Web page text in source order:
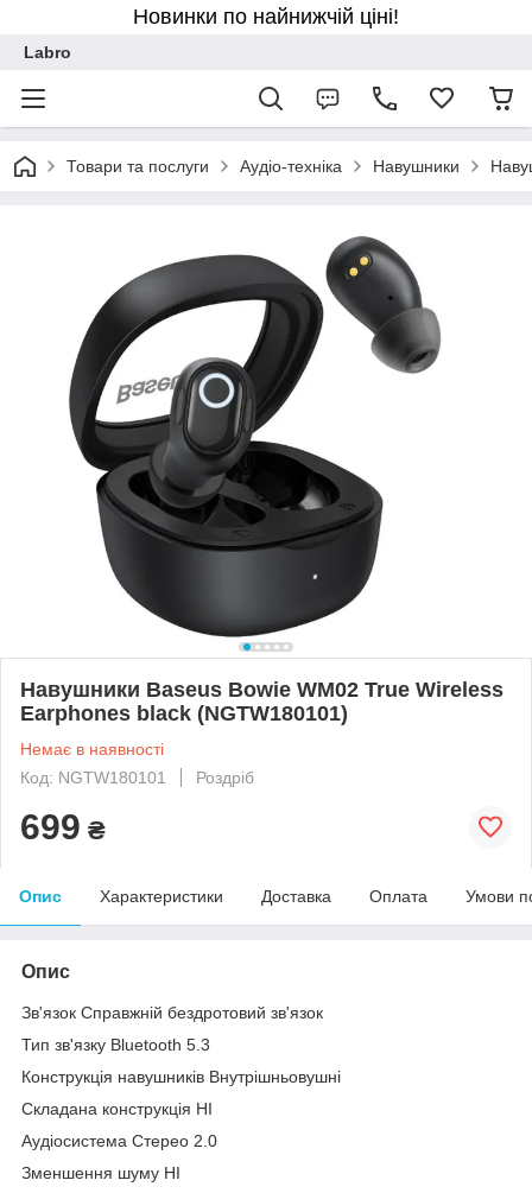
Новинки по найнижчій ціні!
Labro
Товари та послуги Аудіо-техніка Навушники
Навушники Baseus Bowie WM02 True Wireless
Earphones black (NGTW180101)
Немає в наявності
Код: NGTW180101
Роздріб
699 ₴
Опис Характеристики Доставка Оплата Умови
Опис
Зв'язок Справжній бездротовий зв'язок
Тип зв'язку Bluetooth 5.3
Конструкція навушників Внутрішньовушні
Складана конструкція НІ
Аудіосистема Стерео 2.0
Зменшення шуму НІ